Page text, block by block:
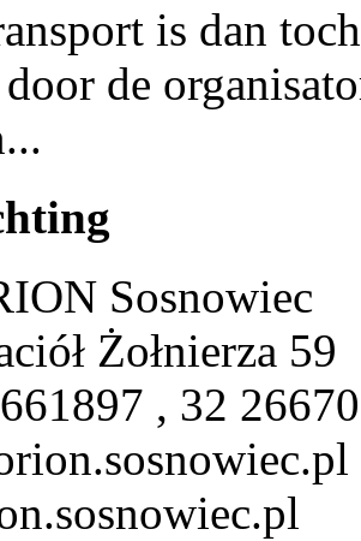
is dan
de
Sosnowiec
Żołnierza 59
, 32